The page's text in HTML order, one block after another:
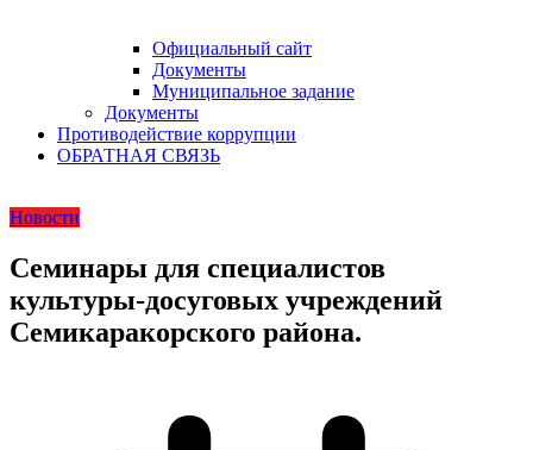
Официальный сайт
Документы
Муниципальное задание
Документы
Противодействие коррупции
ОБРАТНАЯ СВЯЗЬ
Новости
Семинары для специалистов
культуры-досуговых учреждений
Семикаракорского района.